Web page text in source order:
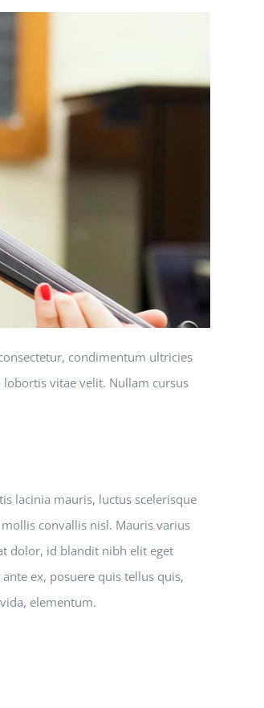
condimentum ultricies
vitae velit. Nullam cursus
lacinia mauris, luctus scelerisque
convallis nisl. Mauris varius
dolor, id blandit nibh elit eget
ex, posuere quis tellus quis,
elementum.